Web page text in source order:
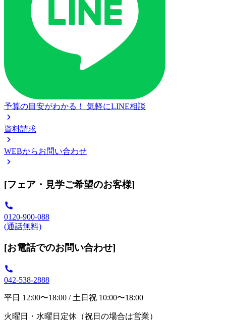
予算の目安がわかる！ 気軽にLINE相談
資料請求
WEBからお問い合わせ
[フェア・見学ご希望のお客様]
0120-900-088
(通話無料)
[お電話でのお問い合わせ]
042-538-2888
平日 12:00〜18:00 / 土日祝 10:00〜18:00
火曜日・水曜日定休（祝日の場合は営業）